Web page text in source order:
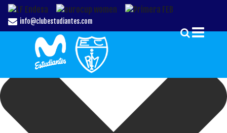
Gestionar el Consentimiento de las Cookies
info@clubestudiantes.com